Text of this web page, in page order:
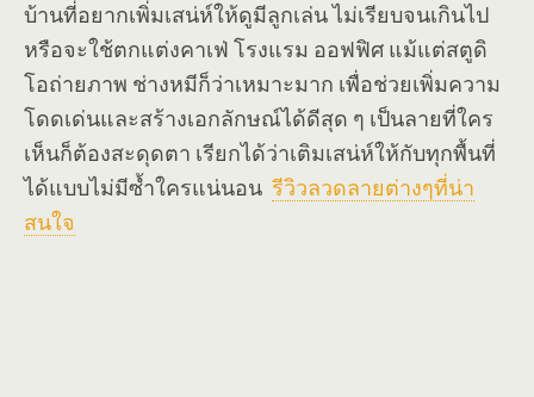
บ้านที่อยากเพิ่มเสน่ห์ให้ดูมีลูกเล่น ไม่เรียบจนเกินไป
หรือจะใช้ตกแต่งคาเฟ่ โรงแรม ออฟฟิศ แม้แต่สตูดิ
โอถ่ายภาพ ช่างหมีก็ว่าเหมาะมาก เพื่อช่วยเพิ่มความ
โดดเด่นและสร้างเอกลักษณ์ได้ดีสุด ๆ เป็นลายที่ใคร
เห็นก็ต้องสะดุดตา เรียกได้ว่าเติมเสน่ห์ให้กับทุกพื้นที่
ได้แบบไม่มีซ้ำใครแน่นอน รีวิวลวดลายต่างๆที่น่า
สนใจ